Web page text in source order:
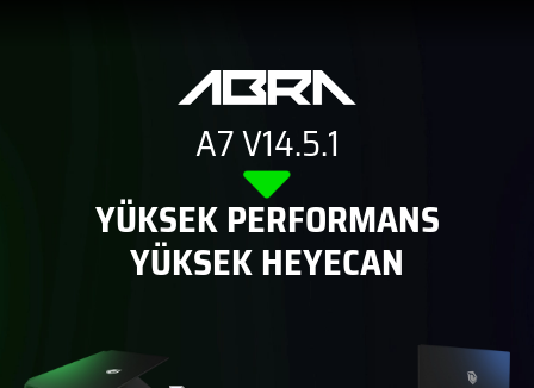
A7 V14.5.1
YÜKSEK PERFORMANS
YÜKSEK HEYECAN